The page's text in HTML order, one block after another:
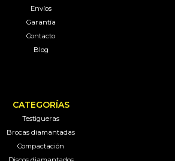
Envíos
Garantía
Contacto
Blog
CATEGORÍAS
Testigueras
Brocas diamantadas
Compactación